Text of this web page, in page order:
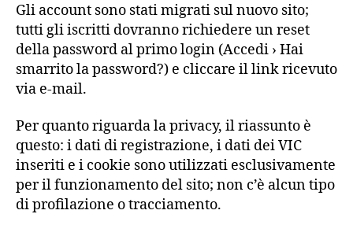
Gli account sono stati migrati sul nuovo sito;
tutti gli iscritti dovranno richiedere un reset
della password al primo login (Accedi › Hai
smarrito la password?) e cliccare il link ricevuto
via e-mail.
Per quanto riguarda la privacy, il riassunto è
questo: i dati di registrazione, i dati dei VIC
inseriti e i cookie sono utilizzati esclusivamente
per il funzionamento del sito; non c’è alcun tipo
di profilazione o tracciamento.